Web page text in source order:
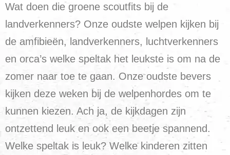
Wat doen die groene scoutfits bij de
landverkenners? Onze oudste welpen kijken bij
de amfibieën, landverkenners, luchtverkenners
en orca’s welke speltak het leukste is om na de
zomer naar toe te gaan. Onze oudste bevers
kijken deze weken bij de welpenhordes om te
kunnen kiezen. Ach ja, de kijkdagen zijn
ontzettend leuk en ook een beetje spannend.
Welke speltak is leuk? Welke kinderen zitten